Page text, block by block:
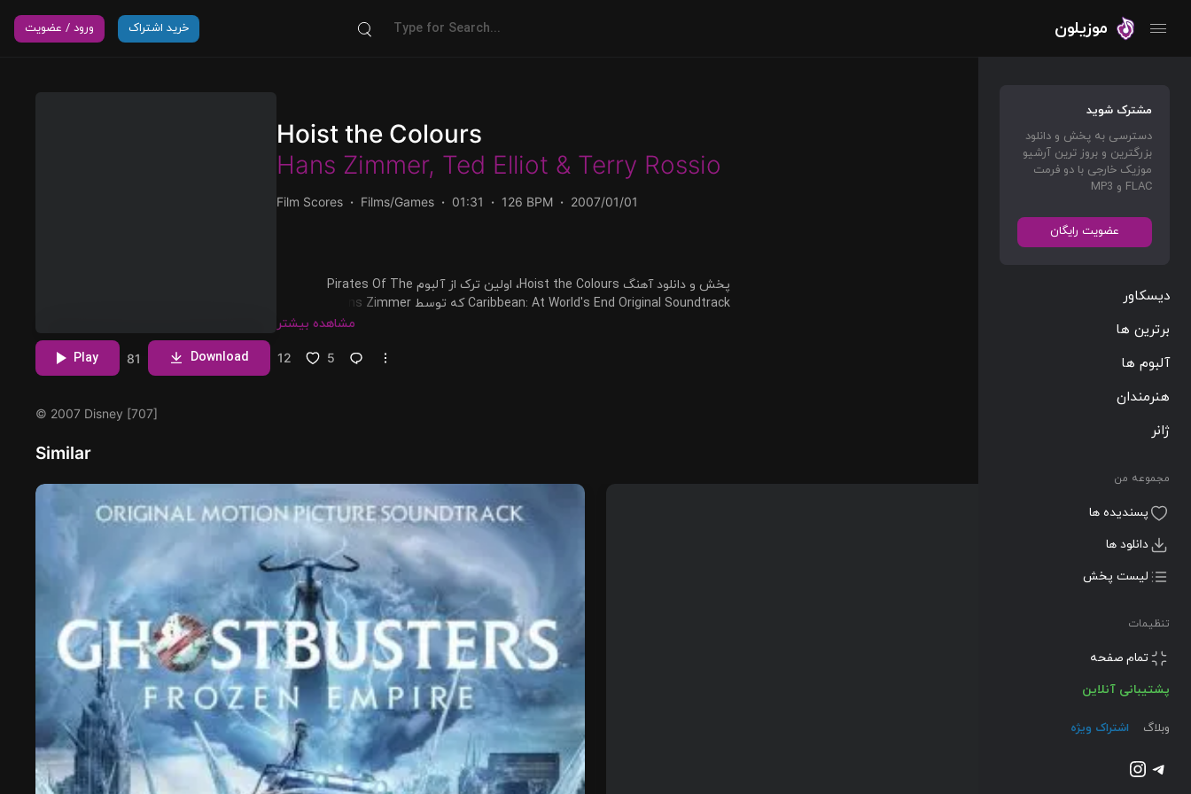
موزیلون خرید اشتراک ورود / عضویت
مشترک شوید
دسترسی به پخش و دانلود
بزرگترین و بروز ترین آرشیو
موزیک خارجی با دو فرمت
FLAC و MP3
عضویت رایگان
دیسکاور
برترین ها
آلبوم ها
هنرمندان
ژانر
مجموعه من
پسندیده ها
دانلود ها
لیست پخش
تنظیمات
تمام صفحه
پشتیبانی آنلاین
وبلاگ اشتراک ویژه
تلگراماینستاگرم
Hoist the Colours
Hans Zimmer, Ted Elliot & Terry Rossio
Film Scores Films/Games 01:31 126 BPM 2007/01/01
پخش و دانلود آهنگ Hoist the Colours، اولین ترک از آلبوم Pirates Of The
همکاری Ted Elliot و Terry Rossio اجرا شده است را میتوانید با دو کیفیت 320 و
مشاهده بیشتر
Play 81 Download 12 5
© 2007 Disney [707]
Similar